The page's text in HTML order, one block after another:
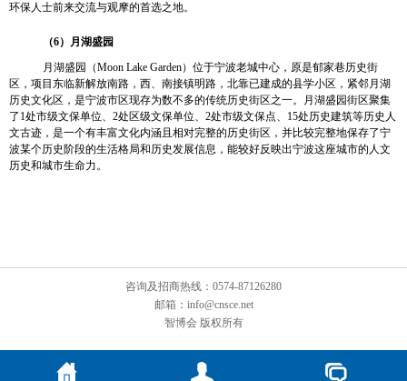
环保人士前来交流与观摩的首选之地。
（6）月湖盛园
月湖盛园（Moon Lake Garden）位于宁波老城中心，原是郁家巷历史街
区，项目东临新解放南路，西、南接镇明路，北靠已建成的县学小区，紧邻月湖
历史文化区，是宁波市区现存为数不多的传统历史街区之一。月湖盛园街区聚集
了 1处市级文保单位、 2处区级文保单位、 2处市级文保点、 15处历史建筑等历史人
文古迹，是一个有丰富文化内涵且相对完整的历史街区，并比较完整地保存了宁
波某个历史阶段的生活格局和历史发展信息，能较好反映出宁波这座城市的人文
历史和城市生命力。
咨询及招商热线：0574-87126280
邮箱：info@cnsce.net
智博会 版权所有